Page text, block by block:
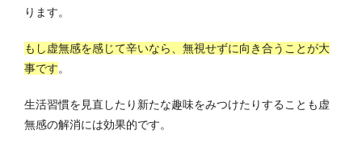
ります。
もし虚無感を感じて辛いなら、無視せずに向き合うことが大
事です。
生活習慣を見直したり新たな趣味をみつけたりすることも虚
無感の解消には効果的です。